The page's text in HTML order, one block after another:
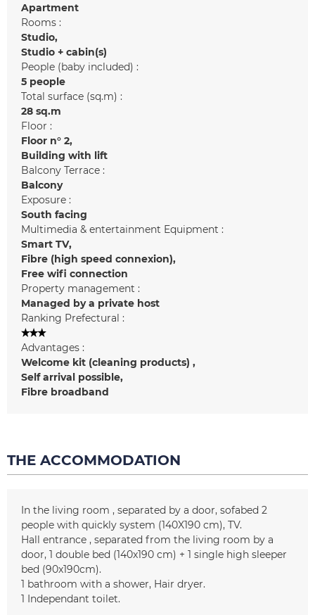
Apartment
Rooms :
Studio
Studio + cabin(s)
People (baby included) :
5 people
Total surface (sq.m) :
28 sq.m
Floor :
Floor n° 2
Building with lift
Balcony Terrace :
Balcony
Exposure :
South facing
Multimedia & entertainment Equipment :
Smart TV
Fibre (high speed connexion)
Free wifi connection
Property management :
Managed by a private host
Ranking Prefectural :
Advantages :
Welcome kit (cleaning products)
Self arrival possible
Fibre broadband
THE ACCOMMODATION
In the living room separated by a door sofabed 2
people with quickly system (140X190 cm) TV
Hall entrance
separated from the living room by a
door 1 double bed (140x190 cm) + 1 single high sleeper
bed (90x190cm)
1 bathroom with a shower Hair dryer
1 Independant toilet